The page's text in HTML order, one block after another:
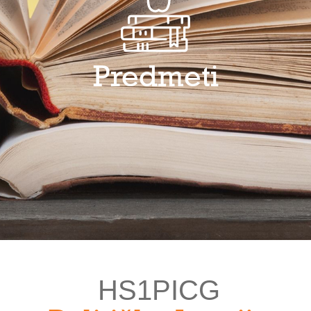
Predmeti
HS1PICG